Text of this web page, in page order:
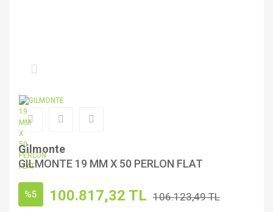
Gilmonte
GILMONTE 19 MM X 50 PERLON FLAT
%5 100.817,32 TL 106.123,49 TL